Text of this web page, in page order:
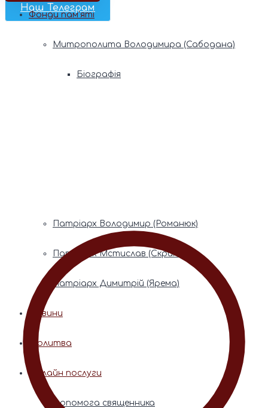
Наш Телеграм
Фонди пам’яті
Митрополита Володимира (Сабодана)
Біографія
Патріарх Володимир (Романюк)
Патріарх Мстислав (Скрипник)
Патріарх Димитрій (Ярема)
Новини
Молитва
Онлайн послуги
Допомога священника